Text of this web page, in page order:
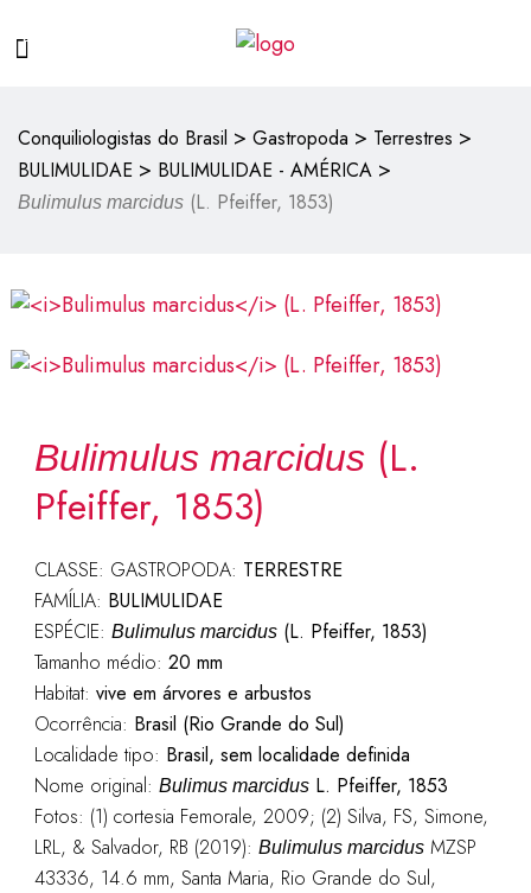
Conquiliologistas do Brasil > Gastropoda > Terrestres >
BULIMULIDAE > BULIMULIDAE - AMÉRICA >
Bulimulus marcidus (L. Pfeiffer, 1853)
Bulimulus marcidus(L.
Pfeiffer, 1853)
CLASSE: GASTROPODA: TERRESTRE
FAMÍLIA: BULIMULIDAE
ESPÉCIE: Bulimulus marcidus(L. Pfeiffer, 1853)
Tamanho médio: 20 mm
Habitat: vive em árvores e arbustos
Ocorrência: Brasil (Rio Grande do Sul)
Localidade tipo: Brasil, sem localidade definida
Nome original: Bulimus marcidusL. Pfeiffer, 1853
Fotos: (1) cortesia Femorale, 2009; (2) Silva, FS, Simone,
LRL, & Salvador, RB (2019): Bulimulus marcidusMZSP
43336, 14.6 mm, Santa Maria, Rio Grande do Sul,